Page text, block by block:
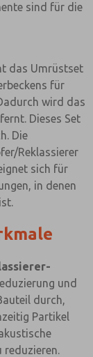
sind für die
das Umrüstset
für
wird das
Dieses Set
Die
Reklassierer
sich für
in denen
und
durch,
Partikel
reduzieren.